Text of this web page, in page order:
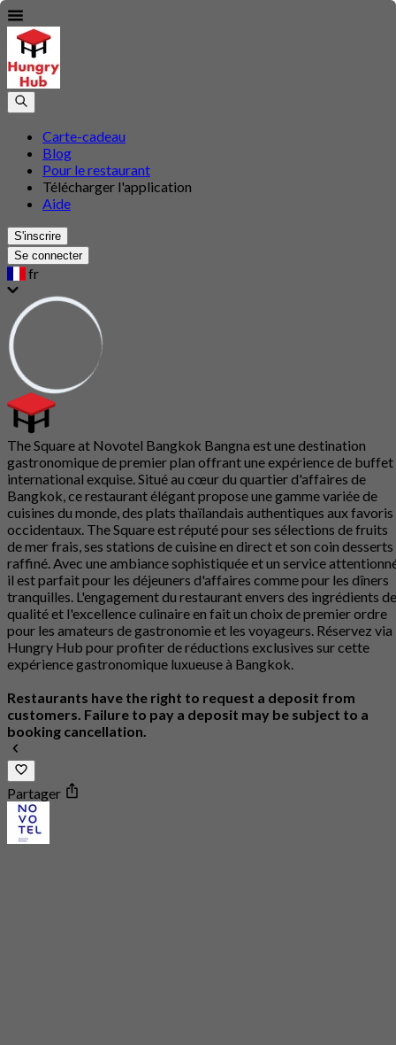
Carte-cadeau
Blog
Pour le restaurant
Télécharger l'application
Aide
S'inscrire
Se connecter
fr
The Square at Novotel Bangkok Bangna est une destination
gastronomique de premier plan offrant une expérience de buffet
international exquise. Situé au cœur du quartier d'affaires de
Bangkok, ce restaurant élégant propose une gamme variée de
cuisines du monde, des plats thaïlandais authentiques aux favoris
occidentaux. The Square est réputé pour ses sélections de fruits
de mer frais, ses stations de cuisine en direct et son coin desserts
raffiné. Avec une ambiance sophistiquée et un service
il est parfait pour les déjeuners d'affaires comme pour les dîners
tranquilles. L'engagement du restaurant envers des ingrédients de
qualité et l'excellence culinaire en fait un choix de premier ordre
pour les amateurs de gastronomie et les voyageurs. Réservez via
Hungry Hub pour profiter de réductions exclusives sur cette
expérience gastronomique luxueuse à Bangkok.
Restaurants have the right to request a deposit from
customers. Failure to pay a deposit may be subject to a
booking cancellation.
Partager